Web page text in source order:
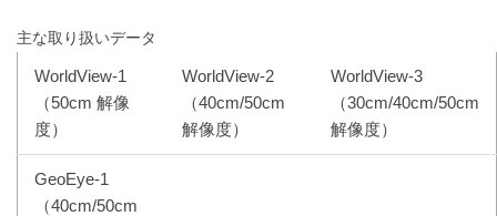
主な取り扱いデータ
WorldView-1
（50cm 解像
度）
WorldView-2
（40cm/50cm
解像度）
WorldView-3
（30cm/40cm/50cm
解像度）
GeoEye-1
（40cm/50cm